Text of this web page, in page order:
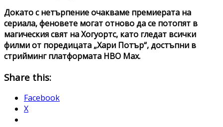
Докато с нетърпение очакваме премиерата на
сериала, феновете могат отново да се потопят в
магическия свят на Хогуортс, като гледат всички
филми от поредицата „Хари Потър“, достъпни в
стрийминг платформата HBO Max.
Share this:
Facebook
X